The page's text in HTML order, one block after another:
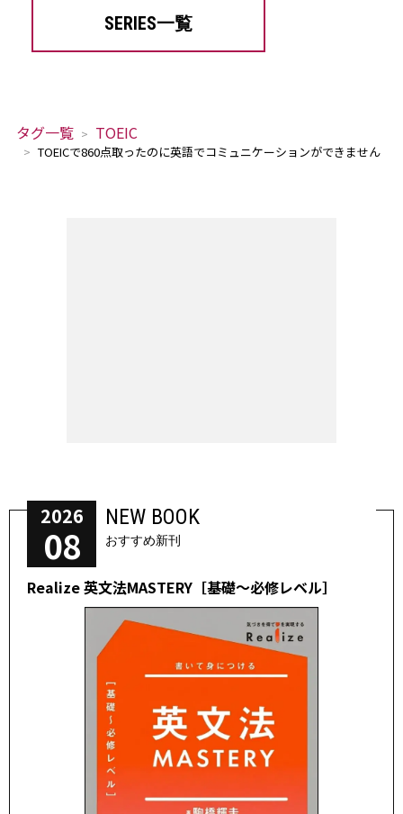
SERIES一覧
タグ一覧 TOEIC
TOEICで860点取ったのに英語でコミュニケーションができません
2026
08
NEW BOOK
おすすめ新刊
Realize 英文法MASTERY［基礎～必修レベル］